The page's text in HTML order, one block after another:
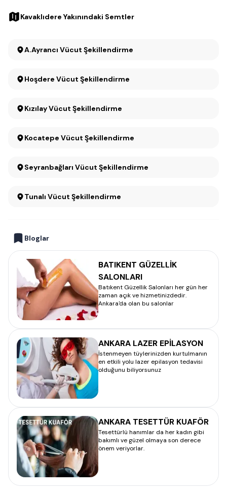
Kavaklıdere Yakınındaki Semtler
A.Ayrancı Vücut Şekillendirme
Hoşdere Vücut Şekillendirme
Kızılay Vücut Şekillendirme
Kocatepe Vücut Şekillendirme
Seyranbağları Vücut Şekillendirme
Tunalı Vücut Şekillendirme
Bloglar
BATIKENT GÜZELLİK
SALONLARI
Batıkent Güzellik Salonları her gün her
zaman açık ve hizmetinizdedir.
Ankara'da olan bu salonlar
ANKARA LAZER EPİLASYON
İstenmeyen tüylerinizden kurtulmanın
en etkili yolu lazer epilasyon tedavisi
olduğunu biliyorsunuz
ANKARA TESETTÜR KUAFÖR
Tesettürlü hanımlar da her kadın gibi
bakımlı ve güzel olmaya son derece
önem veriyorlar.